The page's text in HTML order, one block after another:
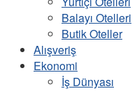
Balayı Otelleri
Butik Oteller
Alışveriş
Ekonomi
İş Dünyası